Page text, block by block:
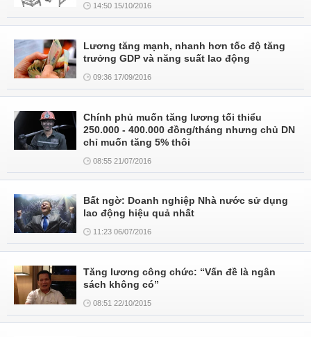
14:50 15/10/2016
Lương tăng mạnh, nhanh hơn tốc độ tăng
trưởng GDP và năng suất lao động
09:36 17/09/2016
Chính phủ muốn tăng lương tối thiểu
250.000 - 400.000 đồng/tháng nhưng chủ DN
chỉ muốn tăng 5% thôi
08:55 21/07/2016
Bất ngờ: Doanh nghiệp Nhà nước sử dụng
lao động hiệu quả nhất
11:23 06/07/2016
Tăng lương công chức: “Vấn đề là ngân
sách không có”
08:51 22/10/2015